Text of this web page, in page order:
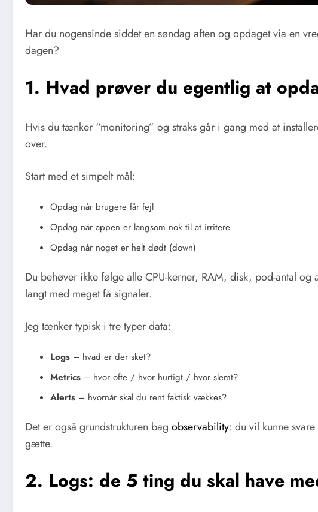
Har du nogensinde siddet en søndag aften og opdaget via en
dagen?
1. Hvad prøver du egentlig at
Hvis du tænker “monitoring” og straks går i gang med at
over.
Start med et simpelt mål:
Opdag når brugere får fejl
Opdag når appen er langsom nok til at irritere
Opdag når noget er helt dødt (down)
Du behøver ikke følge alle CPU-kerner, RAM, disk, pod-antal
langt med meget få signaler.
Jeg tænker typisk i tre typer data:
Logs – hvad er der sket?
Metrics – hvor ofte / hvor hurtigt / hvor slemt?
Alerts – hvornår skal du rent faktisk vækkes?
Det er også grundstrukturen bag observability: du vil kunne
gætte.
2. Logs: de 5 ting du skal have